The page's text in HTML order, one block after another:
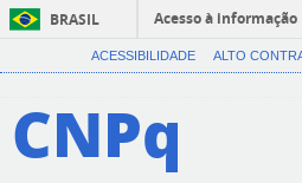
BRASIL
Acesso à informação
ACESSIBILIDADE ALTO
CNPq